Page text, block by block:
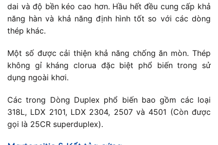
dai và độ bền kéo cao hơn. Hầu hết đều cung cấp khả
năng hàn và khả năng định hình tốt so với các dòng
thép khác.
Một số được cải thiện khả năng chống ăn mòn. Thép
không gỉ kháng clorua đặc biệt phổ biến trong sử
dụng ngoài khơi.
Các trong Dòng Duplex phổ biến bao gồm các loại
318L, LDX 2101, LDX 2304, 2507 và 4501 (Còn được
gọi là 25CR superduplex).